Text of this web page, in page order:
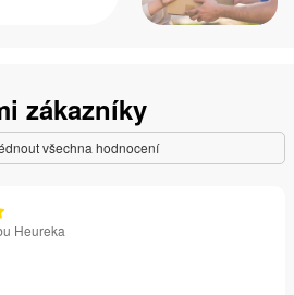
zákazníky
všechna hodnocení
Heureka